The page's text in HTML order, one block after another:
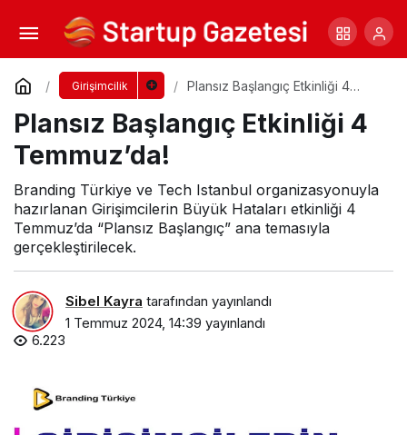
Girişimcilik
Plansız Başlangıç Etkinliği 4
Plansız Başlangıç Etkinliği 4
Temmuz’da!
Branding Türkiye ve Tech Istanbul organizasyonuyla
hazırlanan Girişimcilerin Büyük Hataları etkinliği 4
Temmuz’da “Plansız Başlangıç” ana temasıyla
gerçekleştirilecek.
Sibel Kayra tarafından yayınlandı
1 Temmuz 2024, 14:39 yayınlandı
6.223
InvenDO Up Girişimlere Değer Katıyor
Yorum Yap Paylaş